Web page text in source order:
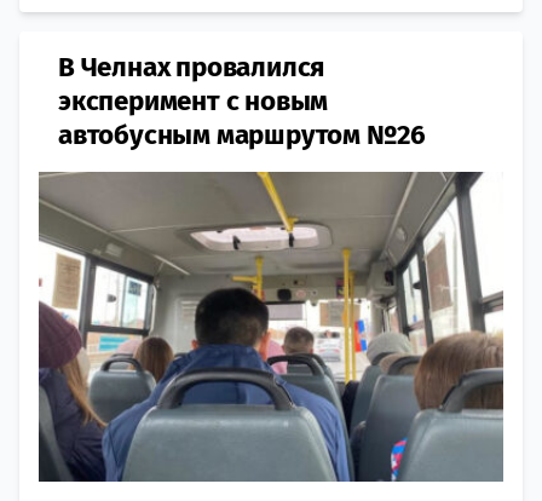
В Челнах провалился
эксперимент с новым
автобусным маршрутом №26